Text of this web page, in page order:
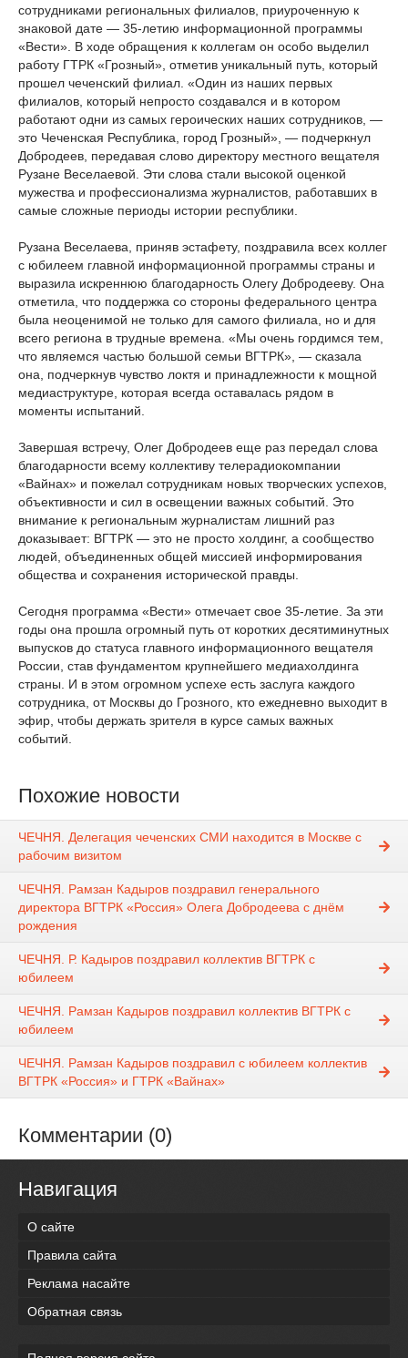
сотрудниками региональных филиалов, приуроченную к
знаковой дате — 35-летию информационной программы
«Вести». В ходе обращения к коллегам он особо выделил
работу ГТРК «Грозный», отметив уникальный путь, который
прошел чеченский филиал. «Один из наших первых
филиалов, который непросто создавался и в котором
работают одни из самых героических наших сотрудников, —
это Чеченская Республика, город Грозный», — подчеркнул
Добродеев, передавая слово директору местного вещателя
Рузане Веселаевой. Эти слова стали высокой оценкой
мужества и профессионализма журналистов, работавших в
самые сложные периоды истории республики.
Рузана Веселаева, приняв эстафету, поздравила всех коллег
с юбилеем главной информационной программы страны и
выразила искреннюю благодарность Олегу Добродееву. Она
отметила, что поддержка со стороны федерального центра
была неоценимой не только для самого филиала, но и для
всего региона в трудные времена. «Мы очень гордимся тем,
что являемся частью большой семьи ВГТРК», — сказала
она, подчеркнув чувство локтя и принадлежности к мощной
медиаструктуре, которая всегда оставалась рядом в
моменты испытаний.
Завершая встречу, Олег Добродеев еще раз передал слова
благодарности всему коллективу телерадиокомпании
«Вайнах» и пожелал сотрудникам новых творческих успехов,
объективности и сил в освещении важных событий. Это
внимание к региональным журналистам лишний раз
доказывает: ВГТРК — это не просто холдинг, а сообщество
людей, объединенных общей миссией информирования
общества и сохранения исторической правды.
Сегодня программа «Вести» отмечает свое 35-летие. За эти
годы она прошла огромный путь от коротких десятиминутных
выпусков до статуса главного информационного вещателя
России, став фундаментом крупнейшего медиахолдинга
страны. И в этом огромном успехе есть заслуга каждого
сотрудника, от Москвы до Грозного, кто ежедневно выходит в
эфир, чтобы держать зрителя в курсе самых важных
событий.
Похожие новости
ЧЕЧНЯ. Делегация чеченских СМИ находится в Москве с
рабочим визитом
ЧЕЧНЯ. Рамзан Кадыров поздравил генерального
директора ВГТРК «Россия» Олега Добродеева с днём
рождения
ЧЕЧНЯ. Р. Кадыров поздравил коллектив ВГТРК с
юбилеем
ЧЕЧНЯ. Рамзан Кадыров поздравил коллектив ВГТРК с
юбилеем
ЧЕЧНЯ. Рамзан Кадыров поздравил с юбилеем коллектив
ВГТРК «Россия» и ГТРК «Вайнах»
Комментарии (0)
Навигация
О сайте
Правила сайта
Реклама насайте
Обратная связь